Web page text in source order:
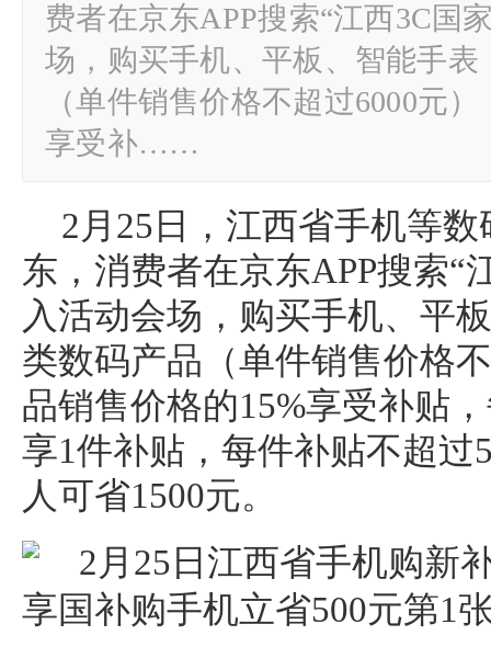
费者在京东APP搜索“江西3C国
场，购买手机、平板、智能手
（单件销售价格不超过6000元
享受补……
2月25日，江西省手机等
东，消费者在京东APP搜索“
入活动会场，购买手机、平
类数码产品（单件销售价格
品销售价格的15%享受补贴
享1件补贴，每件补贴不超过
人可省1500元。